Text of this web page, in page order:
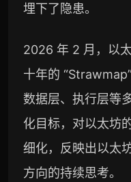
埋下了隐患。
2026 年 2 月，以
十年的
数据层、执行层等
化目标，对以太坊
细化，反映出以太
方向的持续思考。